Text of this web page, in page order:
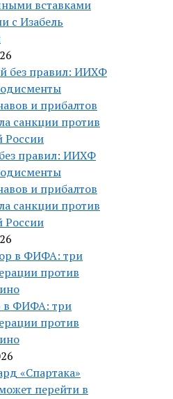
вставками
с Изабель
правил: ИИХФ
и прибалтов
санкции против
России
в ФИФА: три
против